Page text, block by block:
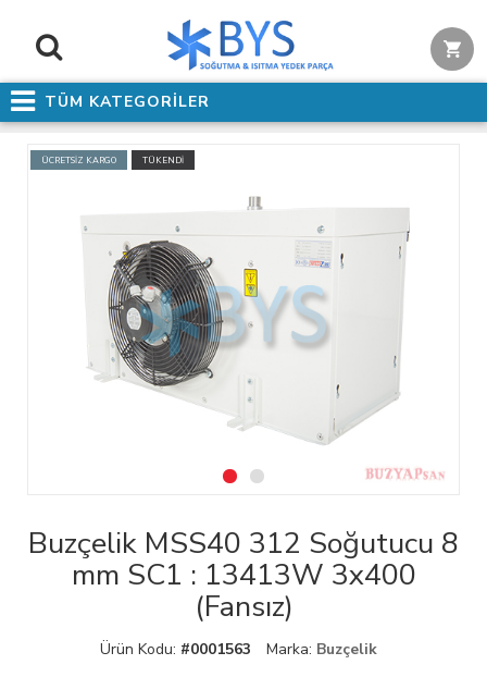
TÜM KATEGORİLER
ÜCRETSİZ KARGO TÜKENDİ
Buzçelik MSS40 312 Soğutucu 8
mm SC1 : 13413W 3x400
(Fansız)
Ürün Kodu: #0001563 Marka: Buzçelik